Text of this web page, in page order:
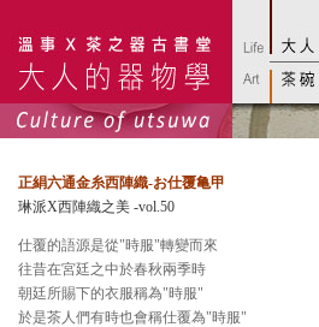
正絹六通金糸西陣織-お仕覆亀甲
琳派X西陣織之美 -vol.50
仕覆的語源是從"時服"轉變而來
往昔在宮廷之中於春秋兩季時
朝廷所賜下的衣服稱為"時服"
於是茶人們有時也會稱仕覆為"時服"